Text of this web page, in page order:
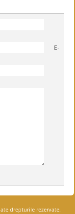
E-
drepturile rezervate.